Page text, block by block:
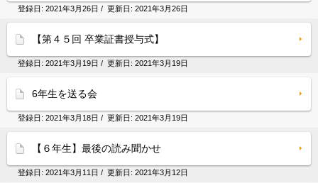
登録日: 2021年3月26日 / 更新日: 2021年3月26日
【第４５回 卒業証書授与式】
登録日: 2021年3月19日 / 更新日: 2021年3月19日
6年生を送る会
登録日: 2021年3月18日 / 更新日: 2021年3月19日
【６年生】最後の読み聞かせ
登録日: 2021年3月11日 / 更新日: 2021年3月12日